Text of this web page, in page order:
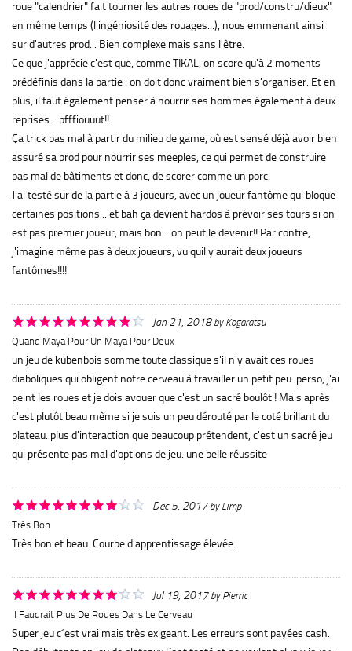
roue "calendrier" fait tourner les autres roues de "prod/constru/dieux"
en même temps (l'ingéniosité des rouages...), nous emmenant ainsi
sur d'autres prod... Bien complexe mais sans l'être.
Ce que j'apprécie c'est que, comme TIKAL, on score qu'à 2 moments
prédéfinis dans la partie : on doit donc vraiment bien s'organiser. Et en
plus, il faut également penser à nourrir ses hommes également à deux
reprises... pfffiouuut!!
Ça trick pas mal à partir du milieu de game, où est sensé déjà avoir bien
assuré sa prod pour nourrir ses meeples, ce qui permet de construire
pas mal de bâtiments et donc, de scorer comme un porc.
J'ai testé sur de la partie à 3 joueurs, avec un joueur fantôme qui bloque
certaines positions... et bah ça devient hardos à prévoir ses tours si on
est pas premier joueur, mais bon... on peut le devenir!! Par contre,
j'imagine même pas à deux joueurs, vu quil y aurait deux joueurs
fantômes!!!!
Jan 21, 2018by Kogaratsu
Quand Maya Pour Un Maya Pour Deux
un jeu de kubenbois somme toute classique s'il n'y avait ces roues
diaboliques qui obligent notre cerveau à travailler un petit peu. perso, j'ai
peint les roues et je dois avouer que c'est un sacré boulôt ! Mais après
c'est plutôt beau même si je suis un peu dérouté par le coté brillant du
plateau. plus d'interaction que beaucoup prétendent, c'est un sacré jeu
qui présente pas mal d'options de jeu. une belle réussite
Dec 5, 2017by Limp
Très Bon
Très bon et beau. Courbe d'apprentissage élevée.
Jul 19, 2017by Pierric
Il Faudrait Plus De Roues Dans Le Cerveau
Super jeu c´est vrai mais très exigeant. Les erreurs sont payées cash.